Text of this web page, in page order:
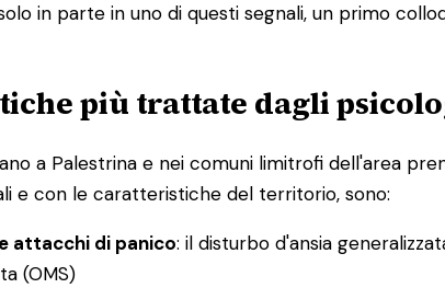
in parte in uno di questi segnali, un primo
più trattate dagli
a Palestrina e nei comuni limitrofi dell'area
e con le caratteristiche del territorio, sono:
attacchi di panico: il disturbo d'ansia
(OMS)